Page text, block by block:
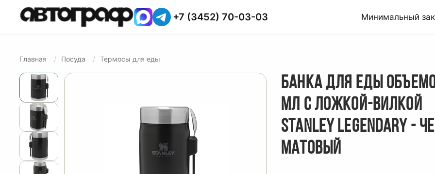
+7 (3452) 70-03-03 Минимальный
Главная Посуда Термосы для еды
БАНКА ДЛЯ ЕДЫ
МЛ С ЛОЖКОЙ-ВИЛКОЙ
STANLEY LEGENDARY -
МАТОВЫЙ